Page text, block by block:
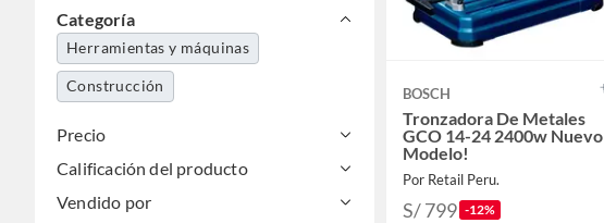
Categoría
Herramientas y máquinas
Construcción
Precio
Calificación del producto
Vendido por
BOSCH
Tronzadora De Metales
GCO 14-24 2400w Nuevo
Modelo!
Por Retail Peru.
S/ 799 -12%